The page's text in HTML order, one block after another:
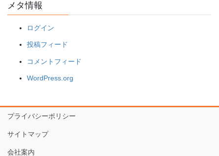
メタ情報
ログイン
投稿フィード
コメントフィード
WordPress.org
プライバシーポリシー
サイトマップ
会社案内